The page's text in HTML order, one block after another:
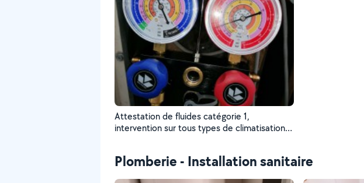
Attestation de fluides catégorie 1,
intervention sur tous types de climatisation
Plomberie - Installation sanitaire